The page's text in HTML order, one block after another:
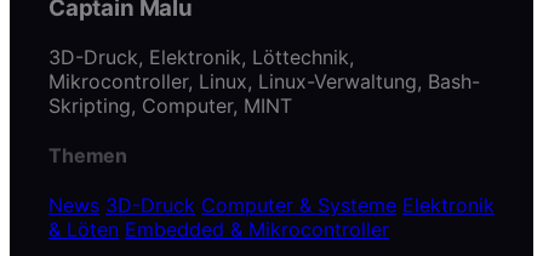
Captain Malu
3D-Druck, Elektronik, Löttechnik,
Mikrocontroller, Linux, Linux-Verwaltung, Bash-
Skripting, Computer, MINT
Themen
News 3D-Druck Computer & Systeme Elektronik
& Löten Embedded & Mikrocontroller